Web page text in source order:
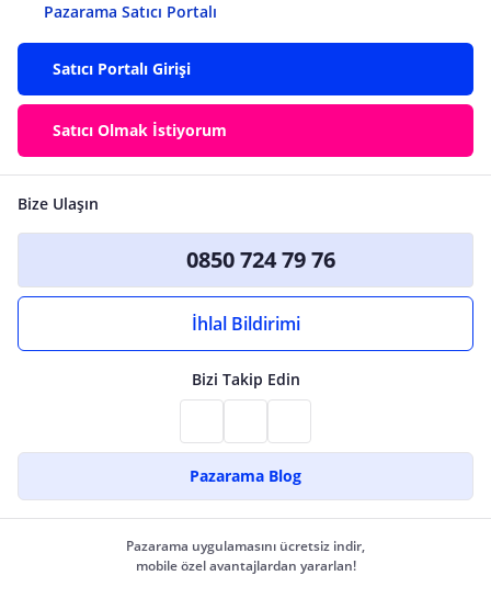
Pazarama Satıcı Portalı
Satıcı Portalı Girişi
Satıcı Olmak İstiyorum
Bize Ulaşın
0850 724 79 76
İhlal Bildirimi
Bizi Takip Edin
Pazarama Blog
Pazarama uygulamasını ücretsiz indir,
mobile özel avantajlardan yararlan!